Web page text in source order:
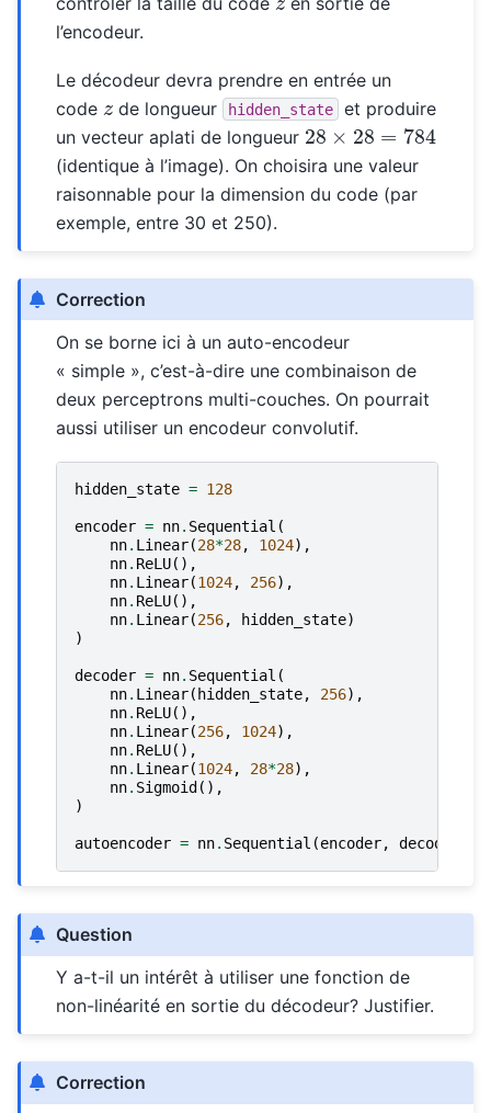
l’encodeur.
Le décodeur devra prendre en entrée un
code z de longueur hidden_state
et produire
un vecteur aplati de longueur 28× 28= 784
(identique à l’image). On choisira une valeur
raisonnable pour la dimension du code (par
exemple, entre 30 et 250).
Correction
On se borne ici à un auto-encodeur
« simple », c’est-à-dire une combinaison de
deux perceptrons multi-couches. On pourrait
aussi utiliser un encodeur convolutif.
hidden_state = 128
encoder = nn. Sequential (
nn. Linear(28*28, 1024),
nn. ReLU(),
nn. Linear(1024, 256),
nn. ReLU(),
nn. Linear(256, hidden_state)
)
decoder = nn. Sequential (
nn. Linear( hidden_state, 256),
nn. ReLU(),
nn. Linear(256, 1024),
nn. ReLU(),
nn. Linear(1024, 28*28),
nn. Sigmoid (),
)
autoencoder = nn. Sequential (encoder, decoder
Question
Y a-t-il un intérêt à utiliser une fonction de
non-linéarité en sortie du décodeur? Justifier.
Correction